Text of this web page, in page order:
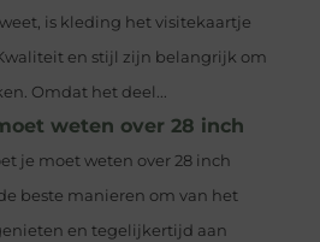
is kleding het visitekaartje
en stijl zijn belangrijk om
Omdat het deel...
weten over 28 inch
je moet weten over 28 inch
beste manieren om van het
en tegelijkertijd aan